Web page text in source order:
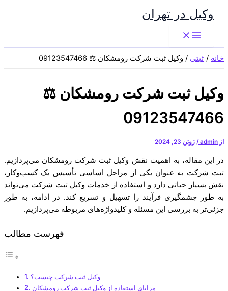
وکیل در تهران
خانه ثبتی وکیل ثبت شرکت رومشکان ⚖️ 09123547466
وکیل ثبت شرکت رومشکان ⚖️
09123547466
از admin
/ ژوئن 23, 2024
در این مقاله، به اهمیت نقش وکیل ثبت شرکت رومشکان می‌پردازیم.
ثبت شرکت به عنوان یکی از مراحل اساسی تأسیس یک کسب‌وکار،
نقش بسیار حیاتی دارد و استفاده از خدمات وکیل ثبت شرکت می‌تواند
به طور چشمگیری فرآیند را تسهیل و تسریع کند. در ادامه، به طور
جزئی‌تر به بررسی این مسئله و کلیدواژه‌های مربوطه می‌پردازیم.
فهرست مطالب
وکیل ثبت شرکت چیست؟
مزایای استفاده از وکیل ثبت شرکت رومشکان